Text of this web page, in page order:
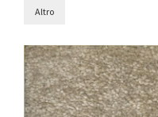
Altro